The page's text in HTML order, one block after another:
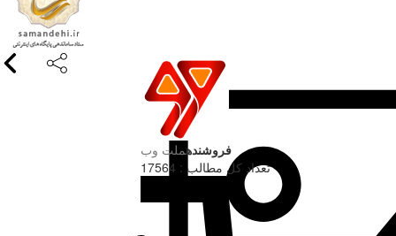
فروشندهملت وب
تعداد کل مطالب : 17564